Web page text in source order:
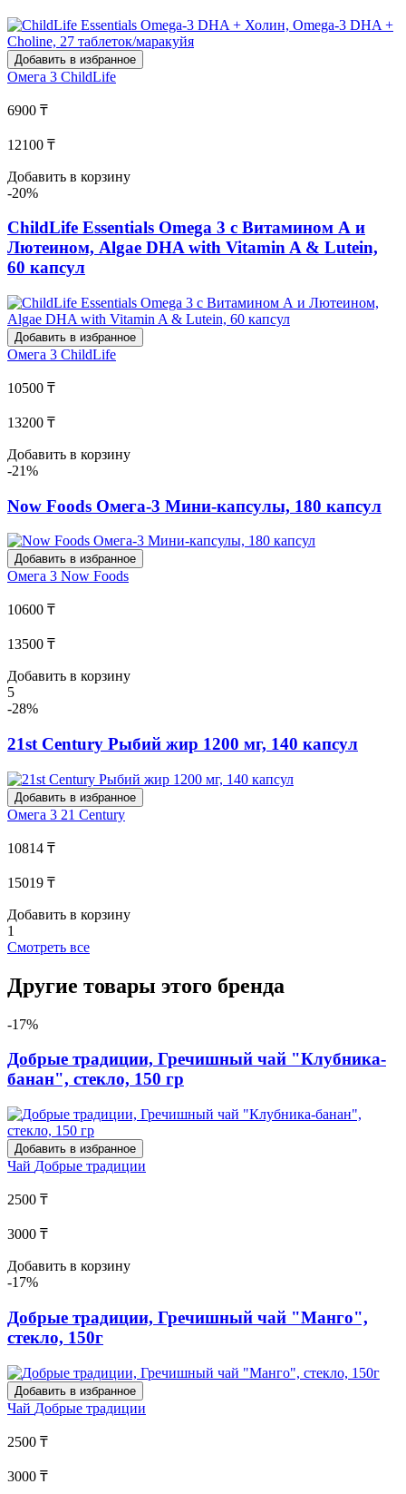
Добавить в избранное
Омега 3 ChildLife
6900 ₸
12100 ₸
Добавить в корзину
-20%
ChildLife Essentials Omega 3 с Витамином А и
Лютеином, Algae DHA with Vitamin A & Lutein,
60 капсул
Добавить в избранное
Омега 3 ChildLife
10500 ₸
13200 ₸
Добавить в корзину
-21%
Now Foods Омега-3 Мини-капсулы, 180 капсул
Добавить в избранное
Омега 3 Now Foods
10600 ₸
13500 ₸
Добавить в корзину
5
-28%
21st Century Рыбий жир 1200 мг, 140 капсул
Добавить в избранное
Омега 3 21 Century
10814 ₸
15019 ₸
Добавить в корзину
1
Смотреть все
Другие товары этого бренда
-17%
Добрые традиции, Гречишный чай "Клубника-
банан", стекло, 150 гр
Добавить в избранное
Чай Добрые традиции
2500 ₸
3000 ₸
Добавить в корзину
-17%
Добрые традиции, Гречишный чай "Манго",
стекло, 150г
Добавить в избранное
Чай Добрые традиции
2500 ₸
3000 ₸